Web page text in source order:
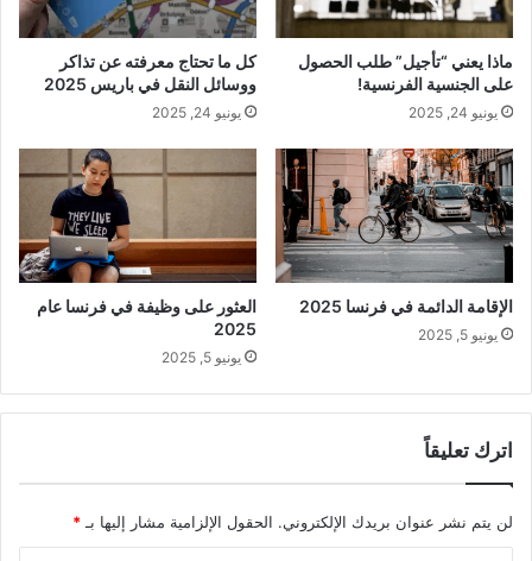
ماذا يعني “تأجيل” طلب الحصول
على الجنسية الفرنسية!
يونيو 24, 2025
كل ما تحتاج معرفته عن تذاكر
ووسائل النقل في باريس 2025
يونيو 24, 2025
الإقامة الدائمة في فرنسا 2025
يونيو 5, 2025
العثور على وظيفة في فرنسا عام
2025
يونيو 5, 2025
اترك تعليقاً
لن يتم نشر عنوان بريدك الإلكتروني. الحقول الإلزامية مشار إليها بـ *